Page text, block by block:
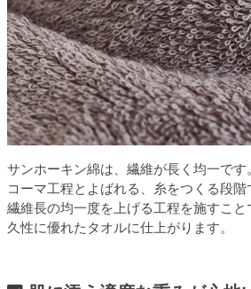
サンホーキン綿は、繊維が長く均一です
コーマ工程とよばれる、糸をつくる段
繊維長の均一度を上げる工程を施すこ
久性に優れたタオルに仕上がります。